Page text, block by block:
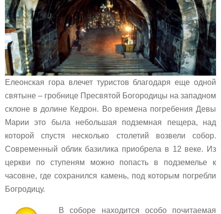
Елеонская гора влечет туристов благодаря еще одной
святыне – гробнице Пресвятой Богородицы на западном
склоне в долине Кедрон. Во времена погребения Девы
Марии это была небольшая подземная пещера, над
которой спустя несколько столетий возвели собор.
Современный облик базилика приобрела в 12 веке. Из
церкви по ступеням можно попасть в подземелье к
часовне, где сохранился камень, под которым погребли
Богродицу.
В соборе находится особо почитаемая